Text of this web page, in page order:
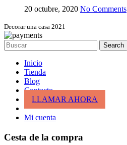
20 octubre, 2020 No Comments
Decorar una casa 2021
Search
Inicio
Tienda
Blog
Contacto
LLAMAR AHORA
Mi cuenta
Cesta de la compra